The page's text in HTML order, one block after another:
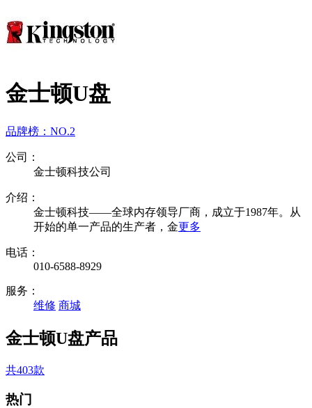
金士顿U盘
品牌榜： NO.2
公司：
金士顿科技公司
介绍：
金士顿科技——全球内存领导厂商，成立于1987年。从
开始的单一产品的生产者，金更多
电话：
010-6588-8929
服务：
维修 商城
金士顿U盘产品
共403款
热门